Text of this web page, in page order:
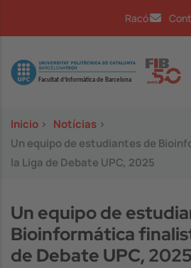
Racó
Image
Inicio > Notícias >
Un equipo de estudiantes de
la Liga de Debate UPC, 2025
Un equipo de
Bioinformática
de Debate UPC, 2025